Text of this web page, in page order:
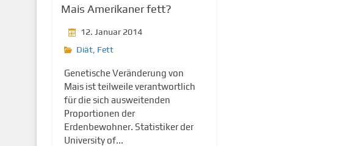
Mais Amerikaner fett?
12. Januar 2014
Diät, Fett
Genetische Veränderung von
Mais ist teilweile verantwortlich
für die sich ausweitenden
Proportionen der
Erdenbewohner. Statistiker der
University of...